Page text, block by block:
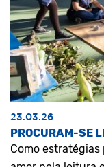
23.03.26
PROCURAM-SE
Como